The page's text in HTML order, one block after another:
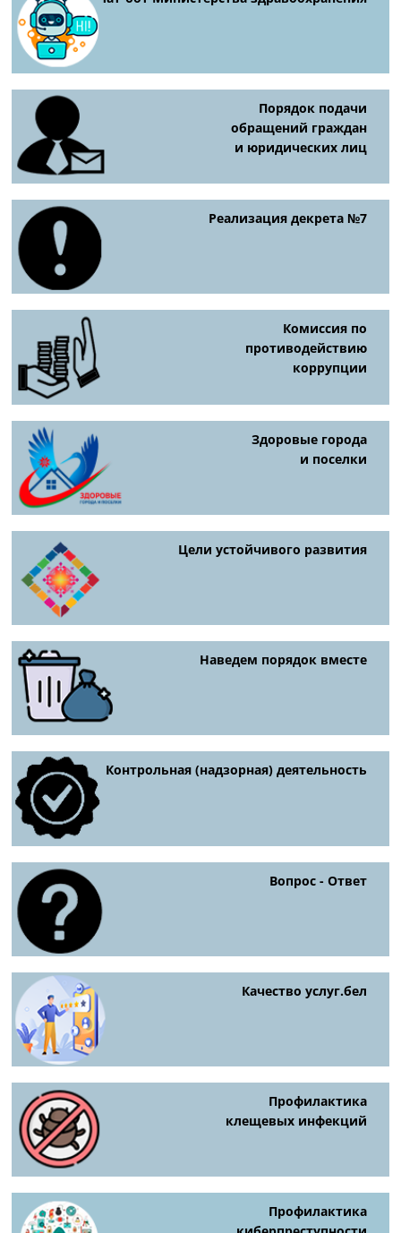
Порядок подачи
обращений граждан
и юридических лиц
Реализация декрета №7
Комиссия по
противодействию
коррупции
Здоровые города
и поселки
Цели устойчивого развития
Наведем порядок вместе
Контрольная (надзорная) деятельность
Вопрос - Ответ
Качество услуг.бел
Профилактика
клещевых инфекций
Профилактика